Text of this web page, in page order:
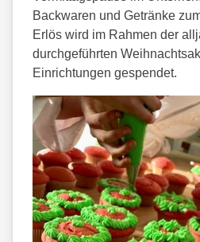
Backwaren und Getränke
Erlös wird im Rahmen der
durchgeführten
Einrichtungen gespendet.